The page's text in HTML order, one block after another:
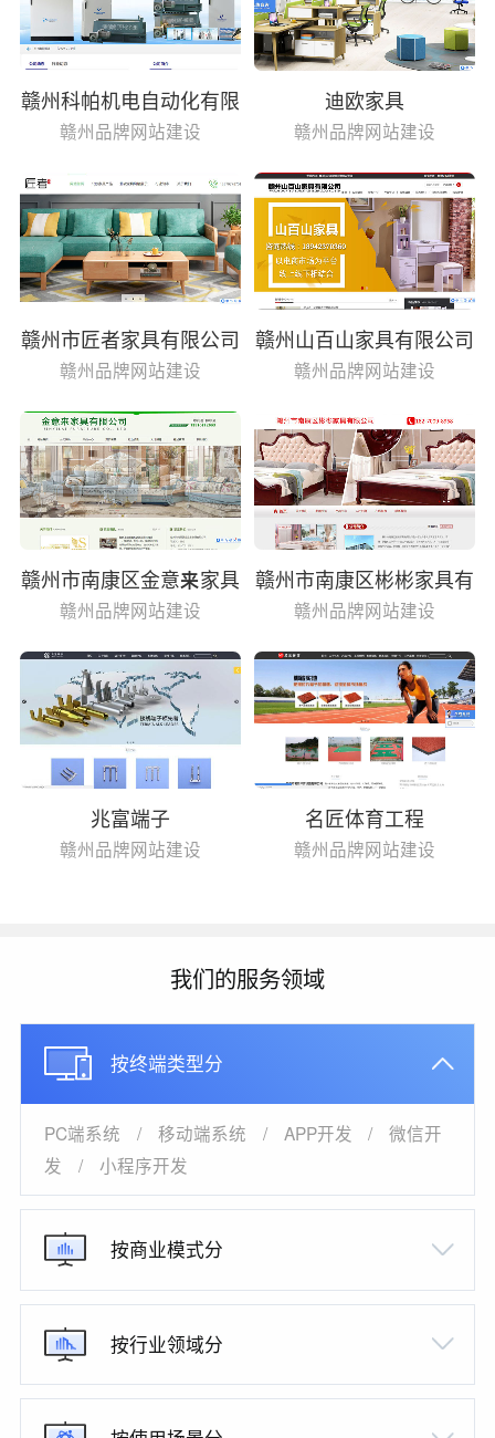
赣州科帕机电自动化有限
公司
赣州品牌网站建设
迪欧家具
赣州品牌网站建设
赣州市匠者家具有限公司
赣州品牌网站建设
赣州山百山家具有限公司
赣州品牌网站建设
赣州市南康区金意来家具
有限公司
赣州品牌网站建设
赣州市南康区彬彬家具有
限公司
赣州品牌网站建设
兆富端子
赣州品牌网站建设
名匠体育工程
赣州品牌网站建设
我们的服务领域
按终端类型分
PC端系统 / 移动端系统 / APP开发 /
微信开
发
/ 小程序开发
按商业模式分
按行业领域分